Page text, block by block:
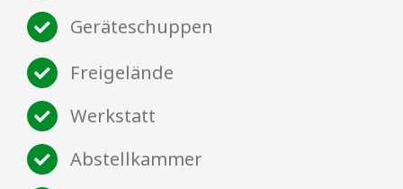
Geräteschuppen
Freigelände
Werkstatt
Abstellkammer